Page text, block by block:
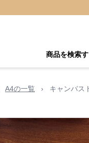
商品を検索
A4の一覧 › キャンバス